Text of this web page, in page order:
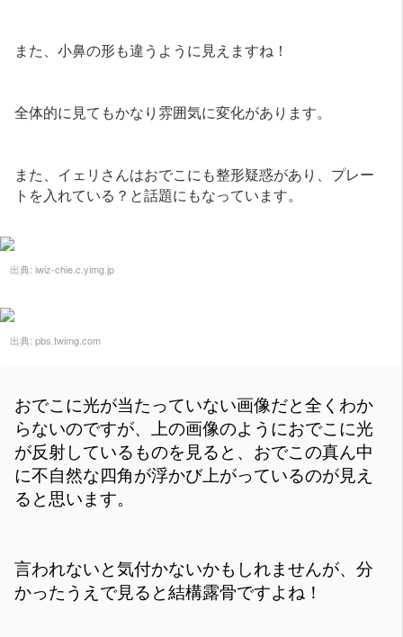
また、小鼻の形も違うように見えますね！
全体的に見てもかなり雰囲気に変化があります。
また、イェリさんはおでこにも整形疑惑があり、プレー
トを入れている？と話題にもなっています。
出典: iwiz-chie.c.yimg.jp
出典: pbs.twimg.com
おでこに光が当たっていない画像だと全くわか
らないのですが、上の画像のようにおでこに光
が反射しているものを見ると、おでこの真ん中
に不自然な四角が浮かび上がっているのが見え
ると思います。
言われないと気付かないかもしれませんが、分
かったうえで見ると結構露骨ですよね！